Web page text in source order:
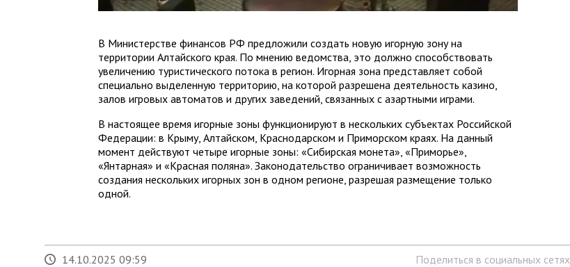
В Министерстве финансов РФ предложили создать новую игорную зону на
территории Алтайского края. По мнению ведомства, это должно способствовать
увеличению туристического потока в регион. Игорная зона представляет собой
специально выделенную территорию, на которой разрешена деятельность казино,
залов игровых автоматов и других заведений, связанных с азартными играми.
В настоящее время игорные зоны функционируют в нескольких субъектах Российской
Федерации: в Крыму, Алтайском, Краснодарском и Приморском краях. На данный
момент действуют четыре игорные зоны: «Сибирская монета», «Приморье»,
«Янтарная» и «Красная поляна». Законодательство ограничивает возможность
создания нескольких игорных зон в одном регионе, разрешая размещение только
одной.
14.10.2025 09:59 Поделиться в социальных сетях